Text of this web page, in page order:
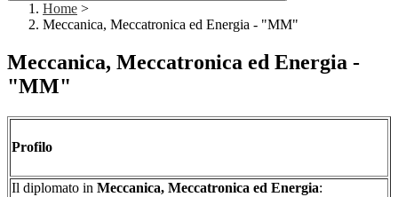
Home >
Meccanica, Meccatronica ed Energia - "MM"
Meccanica, Meccatronica ed Energia -
"MM"
Profilo
Il diplomato in Meccanica, Meccatronica ed Energia: